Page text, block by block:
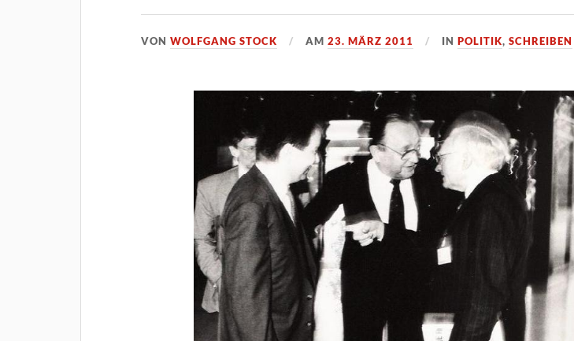
VONWOLFGANG STOCK AM23. MÄRZ 2011 INPOLITIK,SCHREIBEN